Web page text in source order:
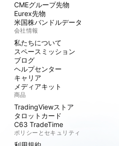
CMEグループ先物
Eurex先物
米国株バンドルデータ
会社情報
私たちについて
スペースミッション
ブログ
ヘルプセンター
キャリア
メディアキット
商品
TradingViewストア
タロットカード
C63 TradeTime
ポリシーとセキュリティ